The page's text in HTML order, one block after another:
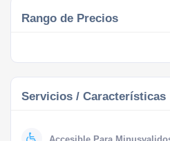
Rango de Precios
Servicios / Características